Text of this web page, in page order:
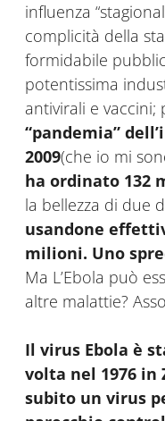
influenza
complicità della
formidabile
potentissima
antivirali e vaccini;
“pandemia” dell
2009(che io mi
ha ordinato 132
la bellezza di due
usandone
milioni. Uno
Ma L’Ebola può
altre malattie?
Il virus Ebola è
volta nel 1976 in
subito un virus